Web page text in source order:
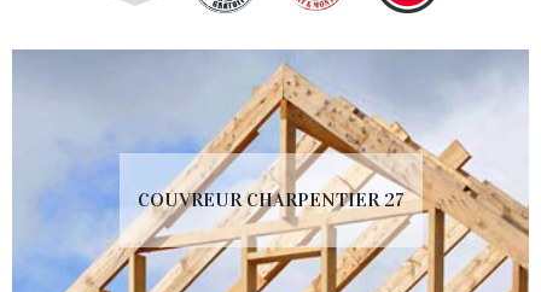
COUVREUR CHARPENTIER 27